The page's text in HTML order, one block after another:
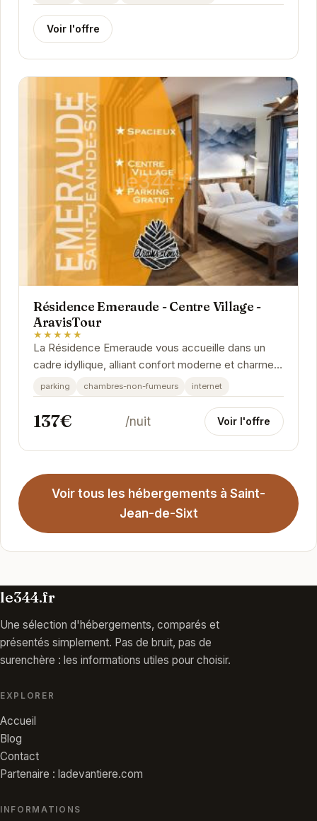
Voir l'offre
Résidence Emeraude - Centre Village -
AravisTour
★★★★★
La Résidence Emeraude vous accueille dans un
cadre idyllique, alliant confort moderne et charme
montagnard. Chaque appartement est
soigneusement...
parking chambres-non-fumeurs internet
137€ /nuit Voir l'offre
Voir tous les hébergements à Saint-
Jean-de-Sixt
le344.fr
Une sélection d'hébergements, comparés et
présentés simplement. Pas de bruit, pas de
surenchère : les informations utiles pour choisir.
EXPLORER
Accueil
Blog
Contact
Partenaire : ladevantiere.com
INFORMATIONS